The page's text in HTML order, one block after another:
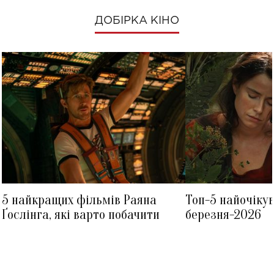
ДОБІРКА КІНО
5 найкращих фільмів Раяна
Ґослінга, які варто побачити
Топ-5
березня-2026